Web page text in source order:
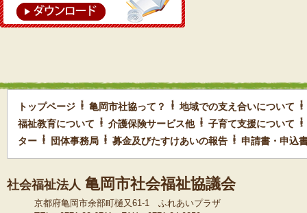
トップページ 亀岡市社協って？
地域での支え合いについて
福祉教育について
介護保険サービス他
子育て支援について
ター
団体事務局 募金及びたすけあいの報告 申請書・申込
社会福祉法人 亀岡市社会福祉協議会
京都府亀岡市余部町樋又61-1 ふれあいプラザ